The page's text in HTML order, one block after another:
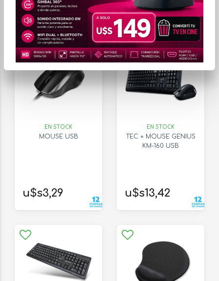
ORDENAR
FILTRAR
EN STOCK
MOUSE USB
u$s3,29
EN STOCK
TEC + MOUSE GENIUS
KM-160 USB
u$s13,42